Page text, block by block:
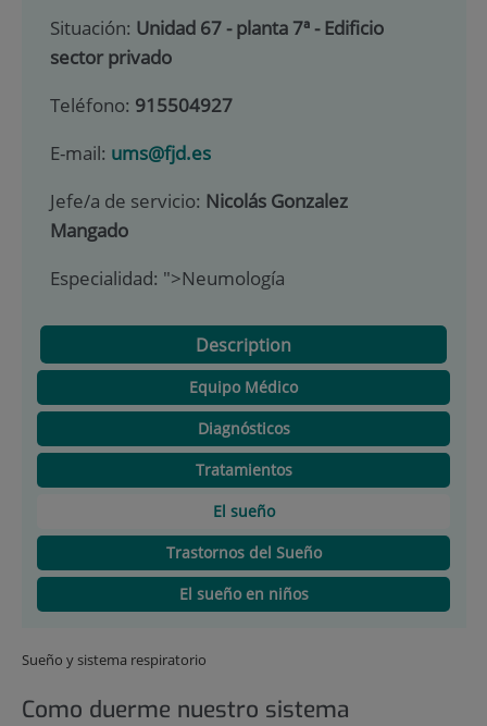
Situación: Unidad 67 - planta 7ª - Edificio
sector privado
Teléfono: 915504927
E-mail: ums@fjd.es
Jefe/a de servicio: Nicolás Gonzalez
Mangado
Especialidad: ">Neumología
Description
Equipo Médico
Diagnósticos
Tratamientos
El sueño
Trastornos del Sueño
El sueño en niños
Sueño y sistema respiratorio
Como duerme nuestro sistema